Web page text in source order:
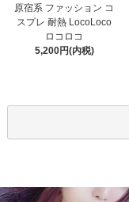
原宿系 ファッション コ
スプレ 耐熱 LocoLoco
ロコロコ
5,200円(内税)